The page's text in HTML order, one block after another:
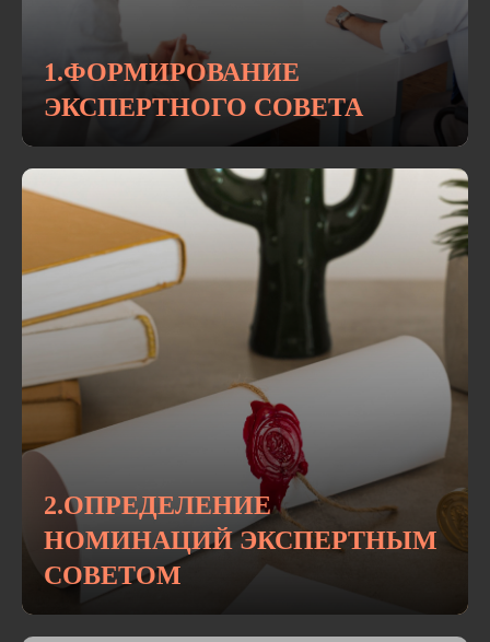
1.ФОРМИРОВАНИЕ
ЭКСПЕРТНОГО СОВЕТА
2.ОПРЕДЕЛЕНИЕ
НОМИНАЦИЙ ЭКСПЕРТНЫМ
СОВЕТОМ